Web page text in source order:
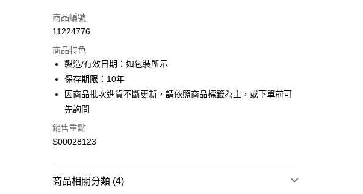
信用卡一次付款
LINE Pay
Apple Pay
街口支付
全盈+PAY
運送方式
商品編號
11224776
商品特色
製造/有效日期：如包裝所示
保存期限：10年
因商品批次進貨不斷更新，請依照商品標籤為主，或下單前可
先詢問
銷售重點
S00028123
商品相關分類 (4)